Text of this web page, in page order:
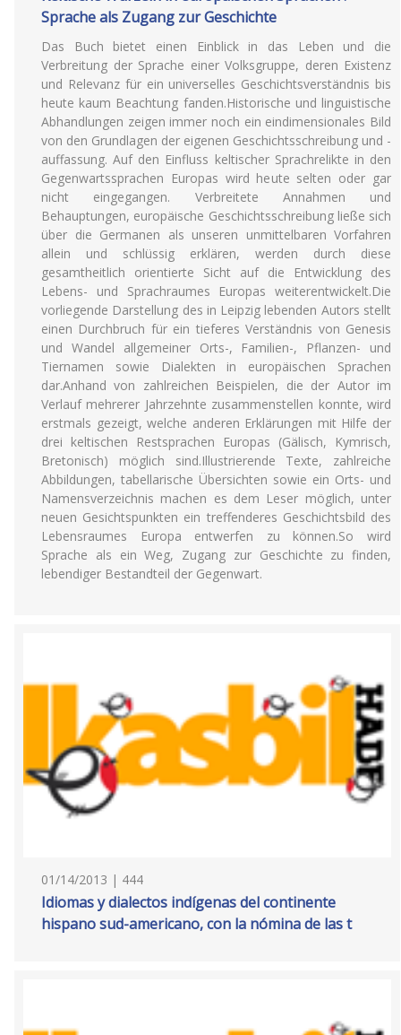
Sprache als Zugang zur Geschichte
Das Buch bietet einen Einblick in das Leben und die
Verbreitung der Sprache einer Volksgruppe, deren Existenz
und Relevanz für ein universelles Geschichtsverständnis bis
heute kaum Beachtung fanden.Historische und linguistische
Abhandlungen zeigen immer noch ein eindimensionales Bild
von den Grundlagen der eigenen Geschichtsschreibung und -
auffassung. Auf den Einfluss keltischer Sprachrelikte in den
Gegenwartssprachen Europas wird heute selten oder gar
nicht eingegangen. Verbreitete Annahmen und
Behauptungen, europäische Geschichtsschreibung ließe sich
über die Germanen als unseren unmittelbaren Vorfahren
allein und schlüssig erklären, werden durch diese
gesamtheitlich orientierte Sicht auf die Entwicklung des
Lebens- und Sprachraumes Europas weiterentwickelt.Die
vorliegende Darstellung des in Leipzig lebenden Autors stellt
einen Durchbruch für ein tieferes Verständnis von Genesis
und Wandel allgemeiner Orts-, Familien-, Pflanzen- und
Tiernamen sowie Dialekten in europäischen Sprachen
dar.Anhand von zahlreichen Beispielen, die der Autor im
Verlauf mehrerer Jahrzehnte zusammenstellen konnte, wird
erstmals gezeigt, welche anderen Erklärungen mit Hilfe der
drei keltischen Restsprachen Europas (Gälisch, Kymrisch,
Bretonisch) möglich sind.Illustrierende Texte, zahlreiche
Abbildungen, tabellarische Übersichten sowie ein Orts- und
Namensverzeichnis machen es dem Leser möglich, unter
neuen Gesichtspunkten ein treffenderes Geschichtsbild des
Lebensraumes Europa entwerfen zu können.So wird
Sprache als ein Weg, Zugang zur Geschichte zu finden,
lebendiger Bestandteil der Gegenwart.
01/14/2013 | 444
Idiomas y dialectos indígenas del continente
hispano sud-americano, con la nómina de las t